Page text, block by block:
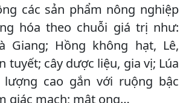
các sản phẩm nông nghiệp
hóa theo chuỗi giá trị như:
Giang; Hồng không hạt, Lê,
tuyết; cây dược liệu, gia vị; Lúa
lượng cao gắn với ruộng bậc
giác mạch; mật ong…